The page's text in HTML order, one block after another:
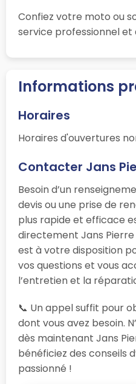
Confiez votre moto ou
service professionnel et
Informations
Horaires
Horaires d'ouvertures
Contacter Jans
Besoin d’un
devis ou une prise de
plus rapide et efficace
directement Jans Pierre
est à votre disposition
vos questions et vous
l’entretien et la
📞 Un appel suffit pour
dont vous avez besoin.
dès maintenant Jans
bénéficiez des conseils
passionné !